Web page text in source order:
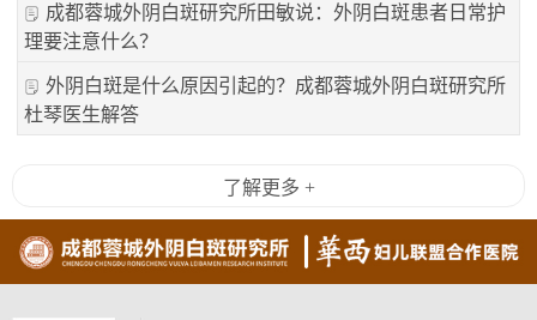
成都蓉城外阴白斑研究所田敏说：外阴白斑患者日常护
理要注意什么？
外阴白斑是什么原因引起的？成都蓉城外阴白斑研究所
杜琴医生解答
了解更多 +